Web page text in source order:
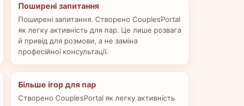
Поширені запитання
Поширені запитання. Створено CouplesPortal
як легку активність для пар. Це лише розвага
й привід для розмови, а не заміна
професійної консультації.
Більше ігор для пар
Створено CouplesPortal як легку активність